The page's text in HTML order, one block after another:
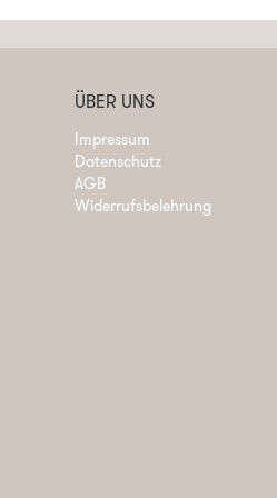
ÜBER UNS
Impressum
Datenschutz
AGB
Widerrufsbelehrung